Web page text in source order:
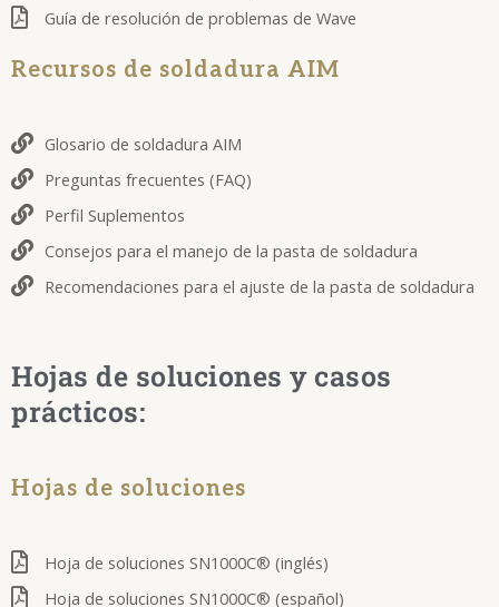
Guía de resolución de problemas de Wave
Recursos de soldadura AIM
Glosario de soldadura AIM
Preguntas frecuentes (FAQ)
Perfil Suplementos
Consejos para el manejo de la pasta de soldadura
Recomendaciones para el ajuste de la pasta de soldadura
Hojas de soluciones y casos
prácticos:
Hojas de soluciones
Hoja de soluciones SN1000C® (inglés)
Hoja de soluciones SN1000C® (español)